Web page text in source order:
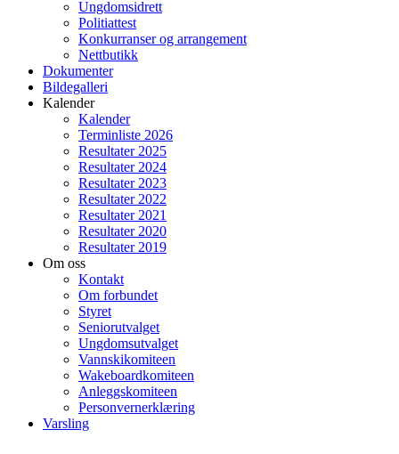
Ungdomsidrett
Politiattest
Konkurranser og arrangement
Nettbutikk
Dokumenter
Bildegalleri
Kalender
Kalender
Terminliste 2026
Resultater 2025
Resultater 2024
Resultater 2023
Resultater 2022
Resultater 2021
Resultater 2020
Resultater 2019
Om oss
Kontakt
Om forbundet
Styret
Seniorutvalget
Ungdomsutvalget
Vannskikomiteen
Wakeboardkomiteen
Anleggskomiteen
Personvernerklæring
Varsling